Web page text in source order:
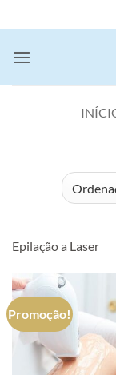
to
content
Epilação a Laser
Promoção!